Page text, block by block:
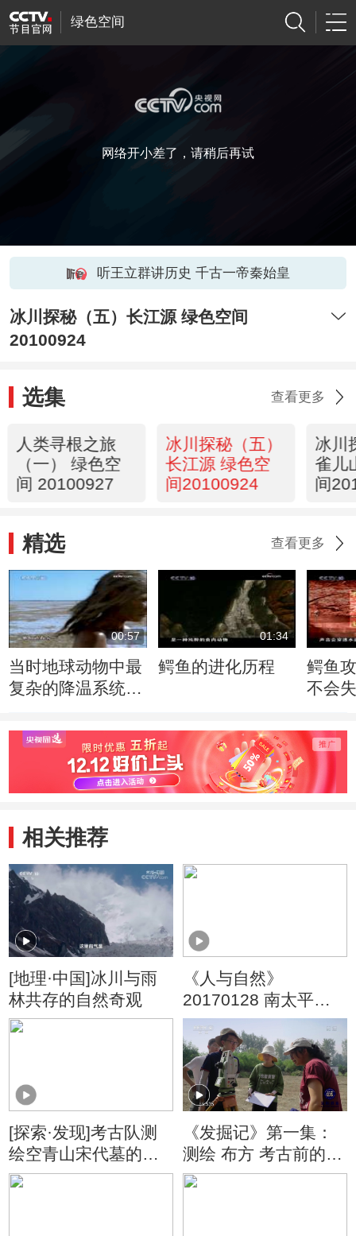
绿色空间
网络开小差了，请稍后再试
听王立群讲历史 千古一帝秦始皇
冰川探秘（五）长江源 绿色空间
20100924
选集 查看更多
人类寻根之旅
（一） 绿色空
间 20100927
冰川探秘（五）
长江源 绿色空
间20100924
冰川
雀儿
间
精选 查看更多
00:57
当时地球动物中最
复杂的降温系统出
01:34
鳄鱼的进化历程
鳄鱼
不会
相关推荐
[地理·中国]冰川与雨
林共存的自然奇观
《人与自然》
20170128 南太平洋
—漂流者的天堂
（下）
[探索·发现]考古队测
绘空青山宋代墓的石
像生
《发掘记》第一集：
测绘 布方 考古前的准
备工作要做足